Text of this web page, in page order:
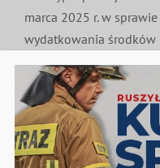
marca 2025 r. w
wydatkowania środków